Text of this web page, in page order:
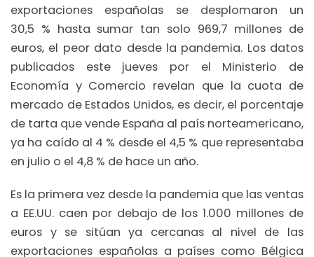
exportaciones españolas se desplomaron un
30,5 % hasta sumar tan solo 969,7 millones de
euros, el peor dato desde la pandemia. Los datos
publicados este jueves por el Ministerio de
Economía y Comercio revelan que la cuota de
mercado de Estados Unidos, es decir, el porcentaje
de tarta que vende España al país norteamericano,
ya ha caído al 4 % desde el 4,5 % que representaba
en julio o el 4,8 % de hace un año.
Es la primera vez desde la pandemia que las ventas
a EE.UU. caen por debajo de los 1.000 millones de
euros y se sitúan ya cercanas al nivel de las
exportaciones españolas a países como Bélgica